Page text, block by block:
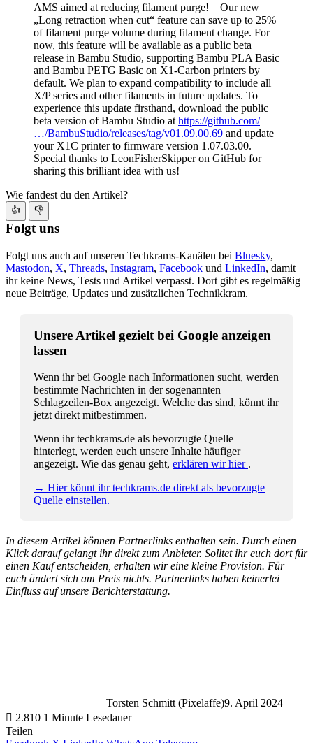
AMS aimed at reducing filament purge!
Our new
„Long retraction when cut“ feature can save up to 25%
of filament purge volume during filament change. For
now, this feature will be available as a public beta
release in Bambu Studio, supporting Bambu PLA Basic
and Bambu PETG Basic on X1-Carbon printers by
default. We plan to expand compatibility to include all
X/P series and other filaments in future updates. To
experience this update firsthand, download the public
beta version of Bambu Studio at https://github.com/
…/BambuStudio/releases/tag/v01.09.00.69 and update
your X1C printer to firmware version 1.07.03.00.
Special thanks to LeonFisherSkipper on GitHub for
sharing this brilliant idea with us!
Wie fandest du den Artikel?
👍 👎
Folgt uns
Folgt uns auch auf unseren Techkrams-Kanälen bei Bluesky,
Mastodon, X, Threads, Instagram, Facebook und LinkedIn, damit
ihr keine News, Tests und Artikel verpasst. Dort gibt es regelmäßig
neue Beiträge, Updates und zusätzlichen Technikkram.
Unsere Artikel gezielt bei Google anzeigen
lassen
Wenn ihr bei Google nach Informationen sucht, werden
bestimmte Nachrichten in der sogenannten
Schlagzeilen-Box angezeigt. Welche das sind, könnt ihr
jetzt direkt mitbestimmen.
Wenn ihr techkrams.de als bevorzugte Quelle
hinterlegt, werden euch unsere Inhalte häufiger
angezeigt. Wie das genau geht, erklären wir hier .
→ Hier könnt ihr techkrams.de direkt als bevorzugte
Quelle einstellen.
In diesem Artikel können Partnerlinks enthalten sein. Durch einen
Klick darauf gelangt ihr direkt zum Anbieter. Solltet ihr euch dort für
einen Kauf entscheiden, erhalten wir eine kleine Provision. Für
euch ändert sich am Preis nichts. Partnerlinks haben keinerlei
Einfluss auf unsere Berichterstattung.
Torsten Schmitt (Pixelaffe)9. April 2024
2.810 1 Minute Lesedauer
Teilen